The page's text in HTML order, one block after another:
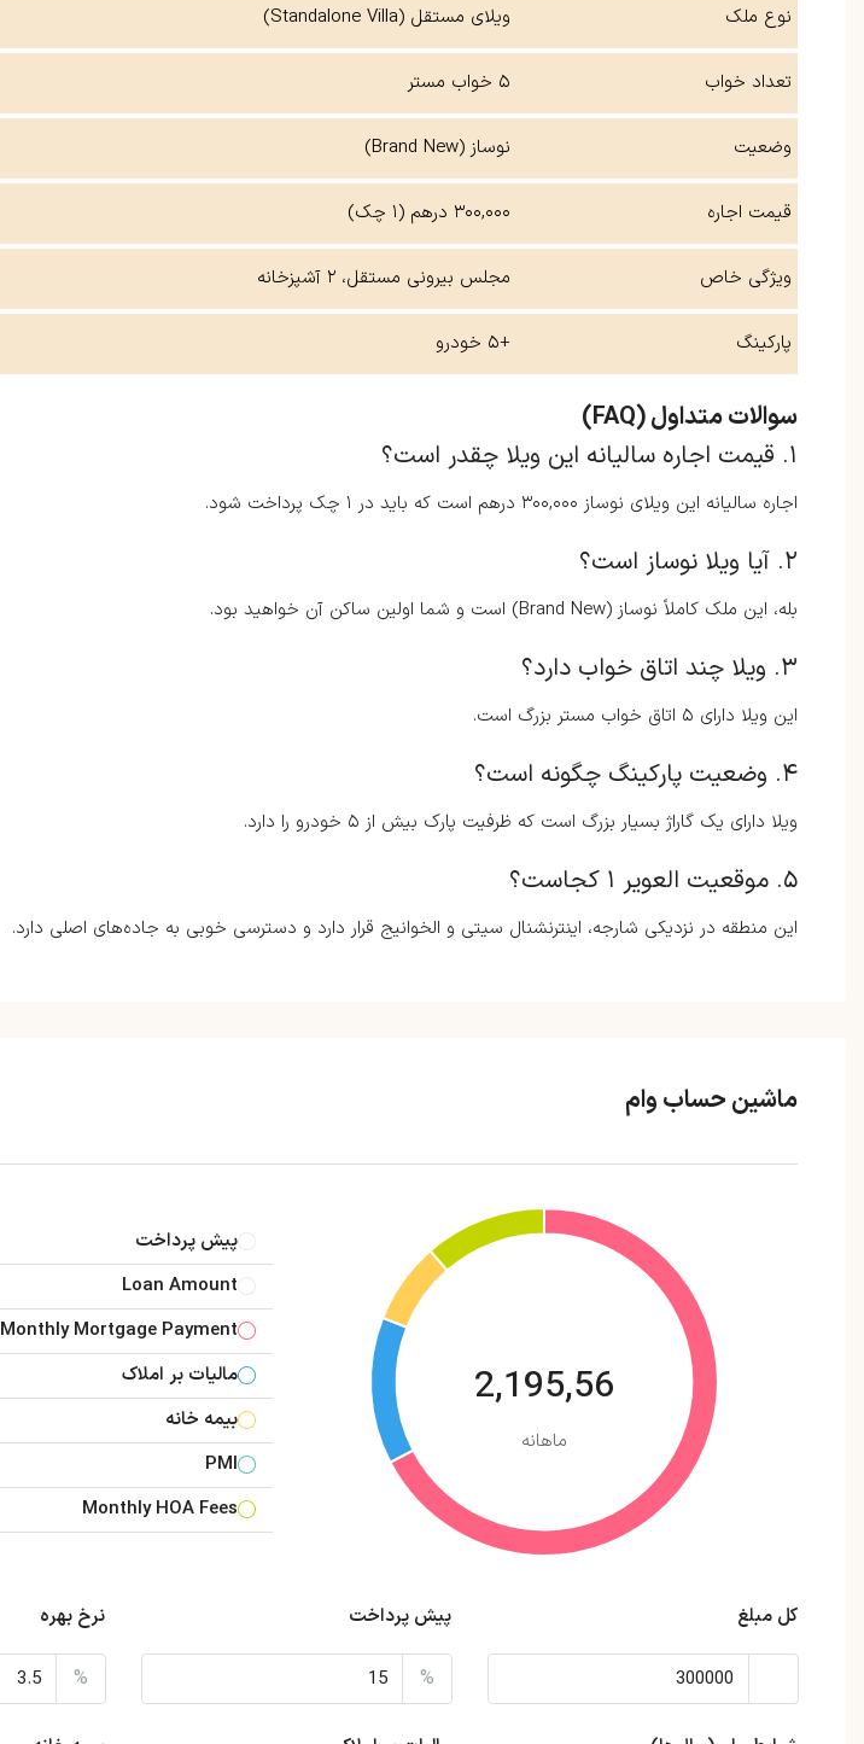
نوع ملک ویلای مستقل (Standalone Villa)
تعداد خواب ۵ خواب مستر
وضعیت نوساز (Brand New)
قیمت اجاره ۳۰۰,۰۰۰ درهم (۱ چک)
ویژگی خاص مجلس بیرونی مستقل، ۲ آشپزخانه
پارکینگ +۵ خودرو
سوالات متداول (FAQ)
۱. قیمت اجاره سالیانه این ویلا چقدر است؟
اجاره سالیانه این ویلای نوساز ۳۰۰,۰۰۰ درهم است که باید در ۱ چک پرداخت شود.
۲. آیا ویلا نوساز است؟
بله، این ملک کاملاً نوساز (Brand New) است و شما اولین ساکن آن خواهید بود.
۳. ویلا چند اتاق خواب دارد؟
این ویلا دارای ۵ اتاق خواب مستر بزرگ است.
۴. وضعیت پارکینگ چگونه است؟
ویلا دارای یک گاراژ بسیار بزرگ است که ظرفیت پارک بیش از ۵ خودرو را دارد.
۵. موقعیت العویر ۱ کجاست؟
این منطقه در نزدیکی شارجه، اینترنشنال سیتی و الخوانيج قرار دارد و دسترسی خوبی به جاده‌های اصلی دارد.
ماشین حساب وام
2,195,56
ماهانه
پیش پرداخت
Loan Amount
Monthly Mortgage Payment
مالیات بر املاک
بیمه خانه
PMI
Monthly HOA Fees
کل مبلغ پیش پرداخت
%
نرخ بهره
%